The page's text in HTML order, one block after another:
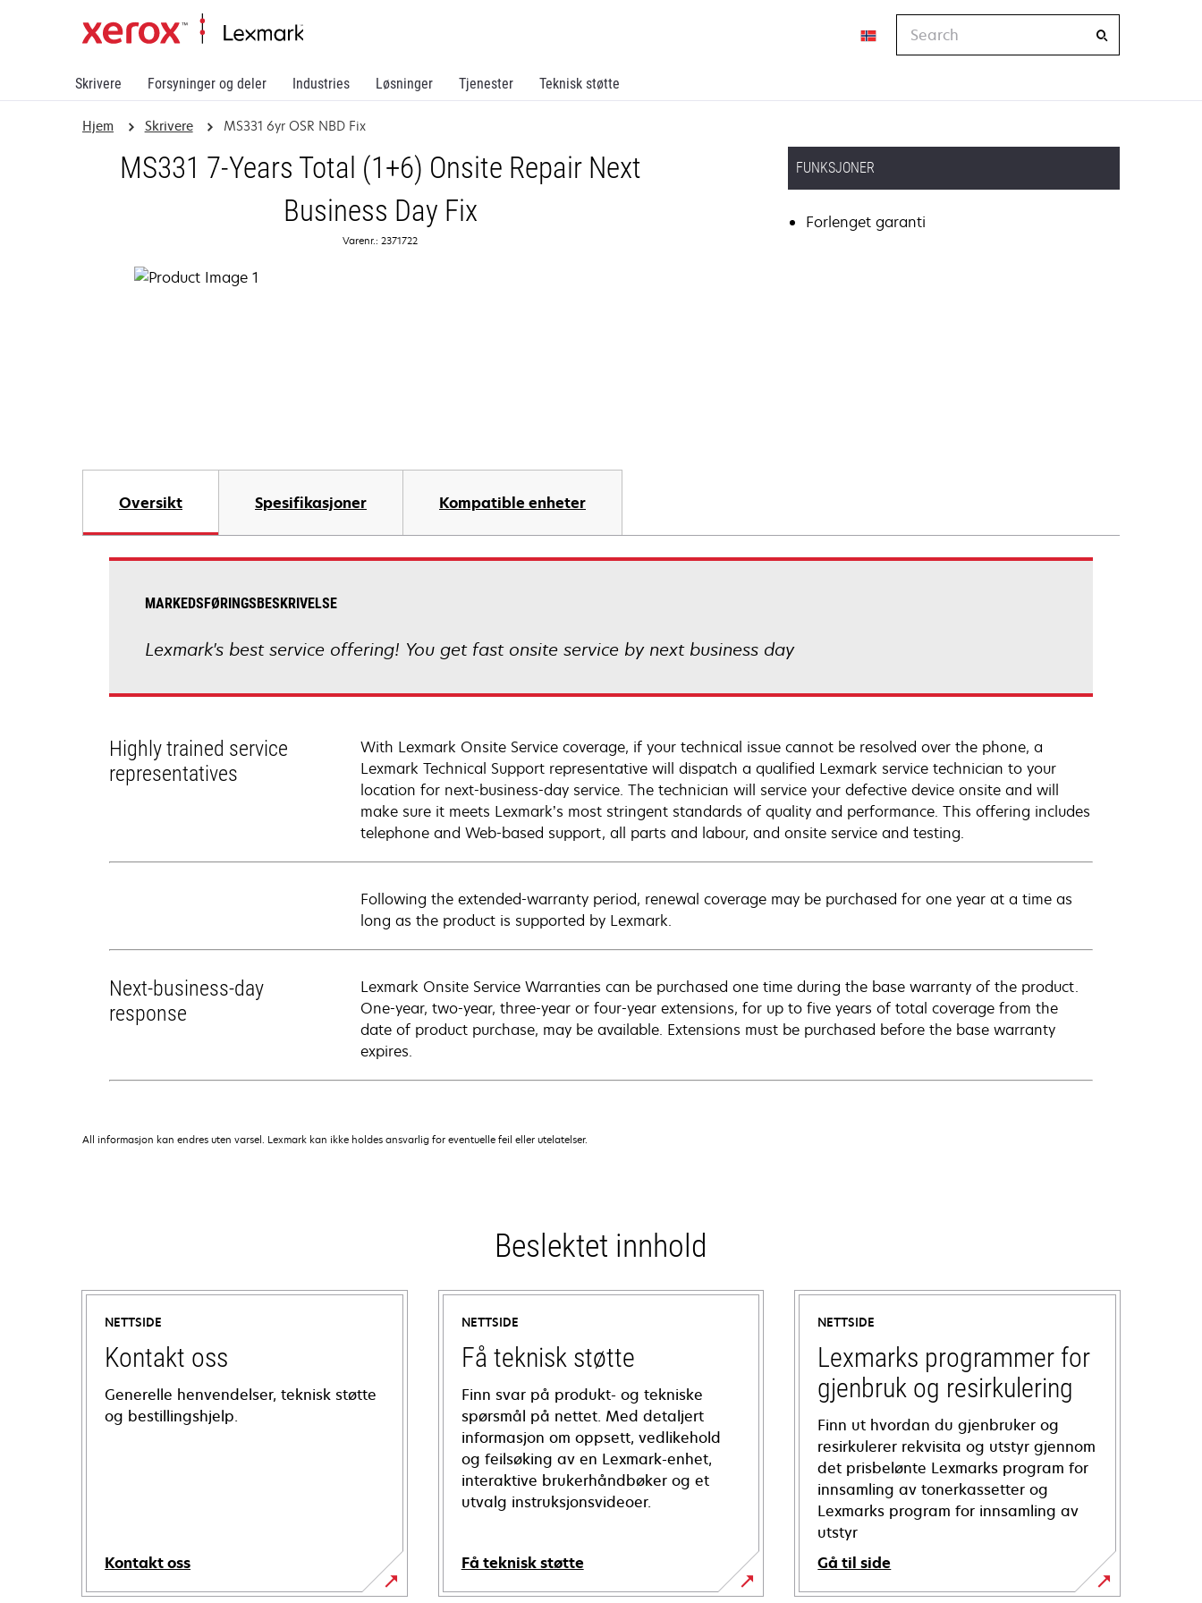
Skrivere Forsyninger og deler Industries Løsninger Tjenester Teknisk støtte
Hjem Skrivere MS331 6yr OSR NBD Fix
MS331 7-Years Total (1+6) Onsite Repair Next
Business Day Fix
Varenr.: 2371722
FUNKSJONER
Forlenget garanti
Oversikt Spesifikasjoner Kompatible enheter
MARKEDSFØRINGSBESKRIVELSE
Lexmark's best service offering! You get fast onsite service by next business day
Highly trained service
representatives
With Lexmark Onsite Service coverage, if your technical issue cannot be resolved over the phone, a
Lexmark Technical Support representative will dispatch a qualified Lexmark service technician to your
location for next-business-day service. The technician will service your defective device onsite and will
make sure it meets Lexmark’s most stringent standards of quality and performance. This offering includes
telephone and Web-based support, all parts and labour, and onsite service and testing.
Following the extended-warranty period, renewal coverage may be purchased for one year at a time as
long as the product is supported by Lexmark.
Next-business-day
response
Lexmark Onsite Service Warranties can be purchased one time during the base warranty of the product.
One-year, two-year, three-year or four-year extensions, for up to five years of total coverage from the
date of product purchase, may be available. Extensions must be purchased before the base warranty
expires.
All informasjon kan endres uten varsel. Lexmark kan ikke holdes ansvarlig for eventuelle feil eller utelatelser.
Beslektet innhold
NETTSIDE
Kontakt oss
Generelle henvendelser, teknisk støtte
og bestillingshjelp.
Kontakt oss
NETTSIDE
Få teknisk støtte
Finn svar på produkt- og tekniske
spørsmål på nettet. Med detaljert
informasjon om oppsett, vedlikehold
og feilsøking av en Lexmark-enhet,
interaktive brukerhåndbøker og et
utvalg instruksjonsvideoer.
Få teknisk støtte
NETTSIDE
Lexmarks programmer for
gjenbruk og resirkulering
Finn ut hvordan du gjenbruker og
resirkulerer rekvisita og utstyr gjennom
det prisbelønte Lexmarks program for
innsamling av tonerkassetter og
Lexmarks program for innsamling av
utstyr
Gå til side